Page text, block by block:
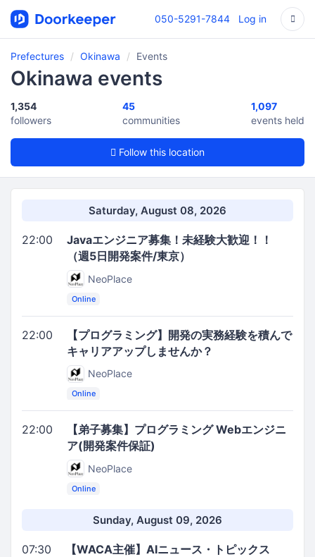
050-5291-7844 Log in
Prefectures Okinawa Events
Okinawa events
Follow this location
1,354
followers
45
communities
1,097
events held
Saturday, August 08, 2026
22:00
Javaエンジニア募集！未経験大歓迎！！
（週5日開発案件/東京）
NeoPlace
Online
22:00
【プログラミング】開発の実務経験を積んで
キャリアアップしませんか？
NeoPlace
Online
22:00
【弟子募集】プログラミング Webエンジニ
ア(開発案件保証)
NeoPlace
Online
Sunday, August 09, 2026
07:30
【WACA主催】AIニュース・トピックス